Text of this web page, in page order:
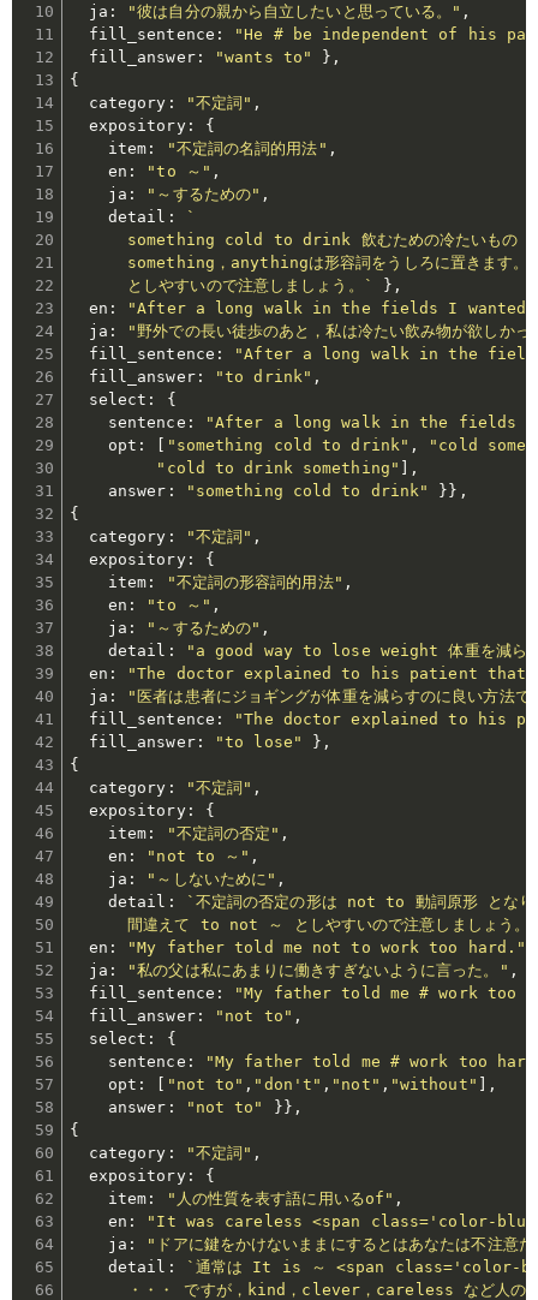
  ja
: "彼は自分の親から自立したいと思っている。" ,
  fill_sentence
:
"He # be independent of his
  fill_answer
: "wants to" } ,
{
  category
: "不定詞" ,
  expository
:
{
    item
: "不定詞の名詞的用法" ,
    en
: "to ～" ,
    ja
: "～するための" ,
    detail
:
`
something cold to drink 飲むための冷たいもの（
something，anythingは形容詞をうしろに置きます
      としやすいので注意しましょう。`
} ,
  en
:
"After a long walk in the fields I wanted
  ja
:
"野外での長い徒歩のあと，私は冷たい飲み物が欲しかっ
  fill_sentence
:
"After a long walk in the
  fill_answer
: "to drink" ,
  select
:
{
    sentence
:
"After a long walk in the fields I
    opt
: "something cold to drink" ,
"cold
"cold to drink something"
,
    answer
: "something cold to drink" } } ,
{
  category
: "不定詞" ,
  expository
:
{
    item
: "不定詞の形容詞的用法" ,
    en
: "to ～" ,
    ja
: "～するための" ,
    detail
:
"a good way to lose weight 体重を減らす
  en
:
"The doctor explained to his patient that
  ja
:
"医者は患者にジョギングが体重を減らすのに良い方法
  fill_sentence
:
"The doctor explained to his
  fill_answer
: "to lose" } ,
{
  category
: "不定詞" ,
  expository
:
{
    item
: "不定詞の否定" ,
    en
: "not to ～" ,
    ja
: "～しないために" ,
    detail
:
`不定詞の否定の形は not to 動詞原形 となり
間違えて to not ～ としやすいので注意しましょう。
  en
: "My father told me not to work too hard."
  ja
: "私の父は私にあまりに働きすぎないように言った。" ,
  fill_sentence
:
"My father told me # work too
  fill_answer
: "not to" ,
  select
:
{
    sentence
:
"My father told me # work too
    opt
: "not to" , "don't" , "not" , "without"
,
    answer
: "not to" } } ,
{
  category
: "不定詞" ,
  expository
:
{
    item
: "人の性質を表す語に用いるof" ,
    en
:
"It was careless <span class='color-
    ja
:
"ドアに鍵をかけないままにするとはあなたは不注意
    detail
:
`通常は It is ～ <span class='color-
・・・ ですが，kind，clever，careless など人の性